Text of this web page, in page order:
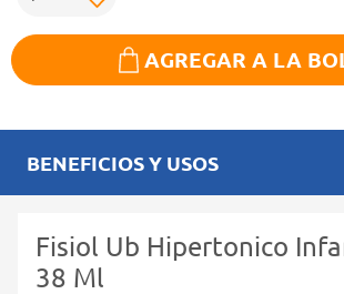
AGREGAR A LA
BENEFICIOS Y USOS
Fisiol Ub Hipertonico
38 Ml